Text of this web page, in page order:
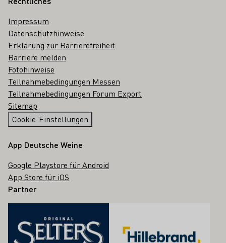
Impressum
Datenschutzhinweise
Erklärung zur Barrierefreiheit
Barriere melden
Fotohinweise
Teilnahmebedingungen Messen
Teilnahmebedingungen Forum Export
Sitemap
Cookie-Einstellungen
App Deutsche Weine
Google Playstore für Android
App Store für iOS
Partner